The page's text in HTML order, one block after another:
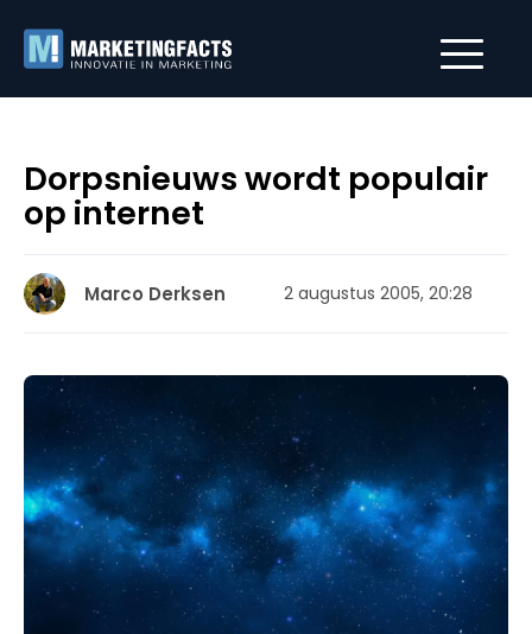
Dorpsnieuws wordt populair
op internet
Marco Derksen 2 augustus 2005, 20:28